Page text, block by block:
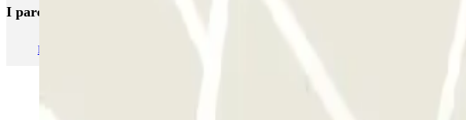
I parcheggi
Parcheggio Venezia